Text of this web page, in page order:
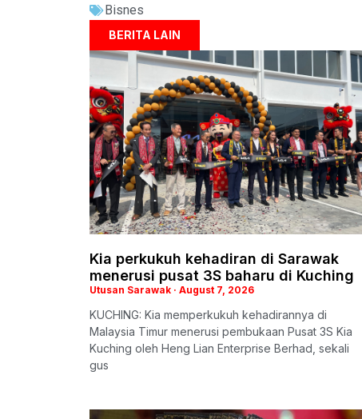
Bisnes
BERITA LAIN
Kia perkukuh kehadiran di Sarawak
menerusi pusat 3S baharu di Kuching
Utusan Sarawak August 7, 2026
KUCHING: Kia memperkukuh kehadirannya di
Malaysia Timur menerusi pembukaan Pusat 3S Kia
Kuching oleh Heng Lian Enterprise Berhad, sekali
gus